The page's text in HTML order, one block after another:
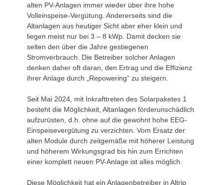
alten PV-Anlagen immer wieder über ihre hohe
Volleinspeise-Vergütung. Andererseits sind die
Altanlagen aus heutiger Sicht aber eher klein und
liegen meist nur bei 3 – 8 kWp. Damit decken sie
selten den über die Jahre gestiegenen
Stromverbrauch. Die Betreiber solcher Anlagen
denken daher oft daran, den Ertrag und die Effizienz
ihrer Anlage durch „Repowering“ zu steigern.
Seit Mai 2024, mit Inkrafttreten des Solarpaketes 1
besteht die Möglichkeit, Altanlagen förderunschädlich
aufzurüsten, d.h. ohne auf die gewohnt hohe EEG-
Einspeisevergütung zu verzichten. Vom Ersatz der
alten Module durch zeitgemäße mit höherer Leistung
und höherem Wirkungsgrad bis hin zum Errichten
einer komplett neuen PV-Anlage ist alles möglich.
Diese Möglichkeit hat ein Anlagenbetreiber in Altrip